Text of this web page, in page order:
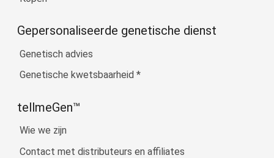
Gepersonaliseerde genetische dienst
Genetisch advies
Genetische kwetsbaarheid *
tellmeGen™
Wie we zijn
Contact met distributeurs en affiliates